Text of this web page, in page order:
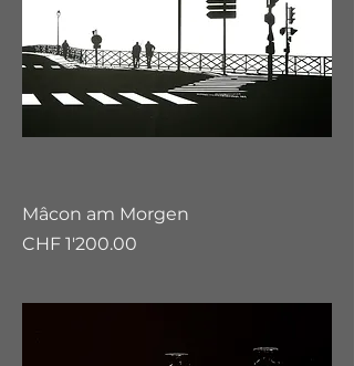
Mâcon am Morgen
Preis
CHF 1'200.00